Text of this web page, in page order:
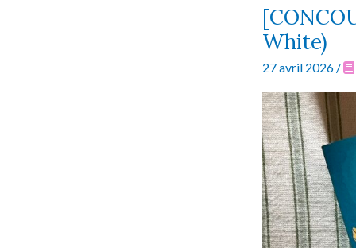
#206
White)
27 avril 2026 /